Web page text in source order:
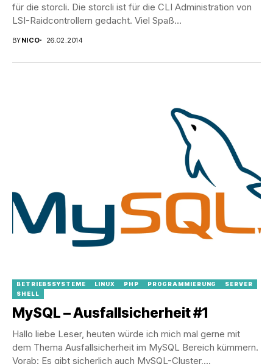
für die storcli. Die storcli ist für die CLI Administration von
LSI-Raidcontrollern gedacht. Viel Spaß...
BYNICO 26.02.2014
BETRIEBSSYSTEME LINUX PHP PROGRAMMIERUNG
SERVER
SHELL
MySQL – Ausfallsicherheit #1
Hallo liebe Leser, heuten würde ich mich mal gerne mit
dem Thema Ausfallsicherheit im MySQL Bereich kümmern.
Vorab: Es gibt sicherlich auch MySQL-Cluster,...